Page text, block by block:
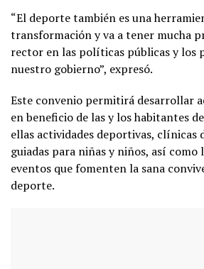
“El deporte también es una
transformación y va a tener mucha
rector en las políticas públicas y los
nuestro gobierno”, expresó.
Este convenio permitirá desarrollar
en beneficio de las y los habitantes
ellas actividades deportivas, clínicas
guiadas para niñas y niños, así
eventos que fomenten la sana
deporte.